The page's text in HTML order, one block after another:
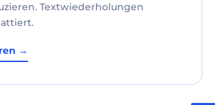
Textwiederholungen
→